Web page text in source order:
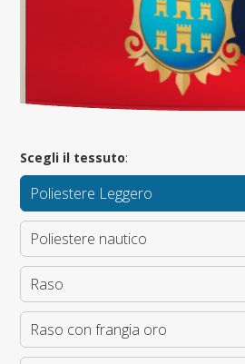
Scegli il tessuto:
Poliestere Leggero
Poliestere nautico
Raso
Raso con frangia oro